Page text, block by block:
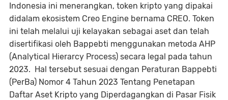
Indonesia ini menerangkan, token kripto yang dipakai
didalam ekosistem Creo Engine bernama CREO. Token
ini telah melalui uji kelayakan sebagai aset dan telah
disertifikasi oleh Bappebti menggunakan metoda AHP
(Analytical Hierarcy Process) secara legal pada tahun
2023. Hal tersebut sesuai dengan Peraturan Bappebti
(PerBa) Nomor 4 Tahun 2023 Tentang Penetapan
Daftar Aset Kripto yang Diperdagangkan di Pasar Fisik